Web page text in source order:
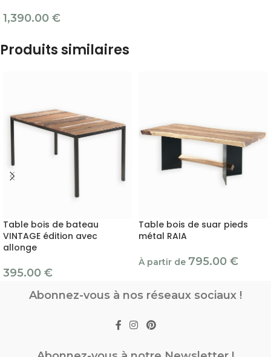
1,390.00 €
Produits similaires
Table bois de bateau
VINTAGE édition avec
allonge
395.00 €
Table bois de suar pieds
métal RAIA
À partir de 795.00 €
Abonnez-vous à nos réseaux sociaux !